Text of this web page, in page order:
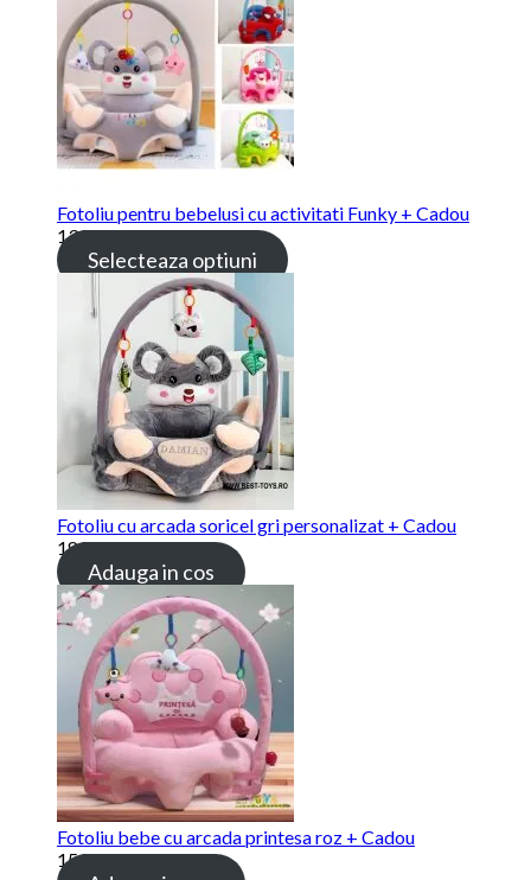
Fotoliu pentru bebelusi cu activitati Funky + Cadou
139.00 lei
Selecteaza optiuni
Fotoliu cu arcada soricel gri personalizat + Cadou
189.00 lei
Adauga in cos
Fotoliu bebe cu arcada printesa roz + Cadou
159.00 lei